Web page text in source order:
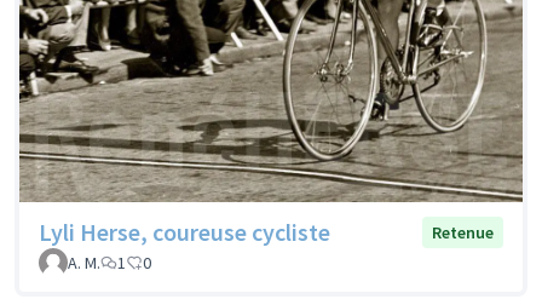
Lyli Herse, coureuse cycliste
Retenue
A. M.
1 0